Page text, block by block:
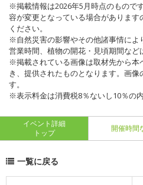
※掲載情報は2026年5月時点のもので
容が変更となっている場合がありま
ください。
※自然災害の影響やその他諸事情によ
営業時間、植物の開花・見頃期間など
※掲載されている画像は取材先から本
き、提供されたものとなります。画
す。
※表示料金は消費税8％ないし10％の内
イベント詳細
トップ
開催時間
一覧に戻る